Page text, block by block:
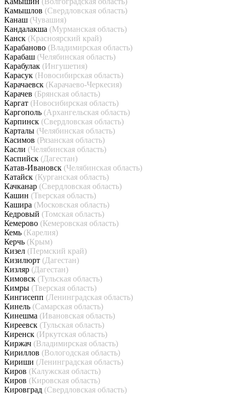
Камышлов (Свердловская область)
Канаш (Чувашия)
Кандалакша (Мурманская область)
Канск (Красноярский край)
Карабаново (Владимирская область)
Карабаш (Челябинская область)
Карабулак (Ингушетия)
Карасук (Новосибирская область)
Карачаевск (Карачаево-Черкесия)
Карачев (Брянская область)
Каргат (Новосибирская область)
Каргополь (Архангельская область)
Карпинск (Свердловская область)
Карталы (Челябинская область)
Касимов (Рязанская область)
Касли (Челябинская область)
Каспийск (Дагестан)
Катав-Ивановск (Челябинская область)
Катайск (Курганская область)
Качканар (Свердловская область)
Кашин (Тверская область)
Кашира (Московская область)
Кедровый (Томская область)
Кемерово (Кемеровская область)
Кемь (Карелия)
Керчь (Крым)
Кизел (Пермский край)
Кизилюрт (Дагестан)
Кизляр (Дагестан)
Кимовск (Тульская область)
Кимры (Тверская область)
Кингисепп (Ленинградская область)
Кинель (Самарская область)
Кинешма (Ивановская область)
Киреевск (Тульская область)
Киренск (Иркутская область)
Киржач (Владимирская область)
Кириллов (Вологодская область)
Кириши (Ленинградская область)
Киров (Калужская область)
Киров (Кировская область)
Кировград (Свердловская область)